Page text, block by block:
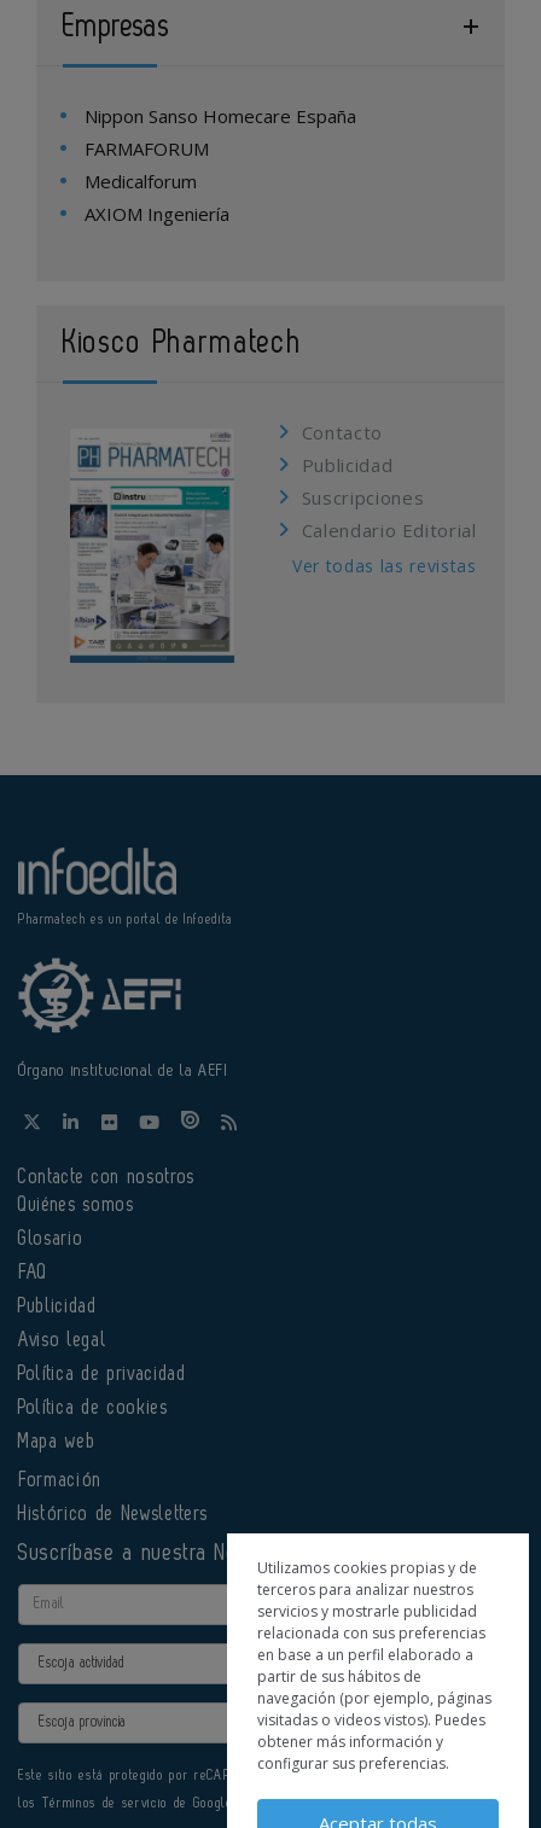
Empresas
Nippon Sanso Homecare España
FARMAFORUM
Medicalforum
AXIOM Ingeniería
Kiosco Pharmatech
Contacto
Publicidad
Suscripciones
Calendario Editorial
Ver todas las revistas
Pharmatech es un portal de Infoedita
Órgano institucional de la AEFI
Contacte con nosotros
Quiénes somos
Glosario
FAQ
Publicidad
Aviso legal
Política de privacidad
Política de cookies
Mapa web
Formación
Histórico de Newsletters
Suscríbase a nuestra Newsletter
Email
Actividad
Provincia
Este sitio está protegido por reCAPTCHA y se aplican la
los Términos de servicio de Google.
Utilizamos cookies propias y de
terceros para analizar nuestros
servicios y mostrarle publicidad
relacionada con sus preferencias
en base a un perfil elaborado a
partir de sus hábitos de
navegación (por ejemplo, páginas
visitadas o videos vistos). Puedes
obtener más información y
configurar sus preferencias.
Aceptar todas